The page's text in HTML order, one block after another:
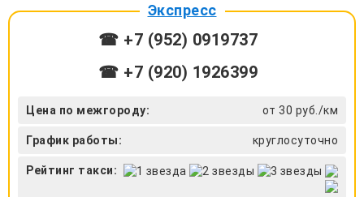
Экспресс
☎ +7 (952) 0919737
☎ +7 (920) 1926399
Цена по межгороду: от 30 руб./км
График работы: круглосуточно
Рейтинг такси: